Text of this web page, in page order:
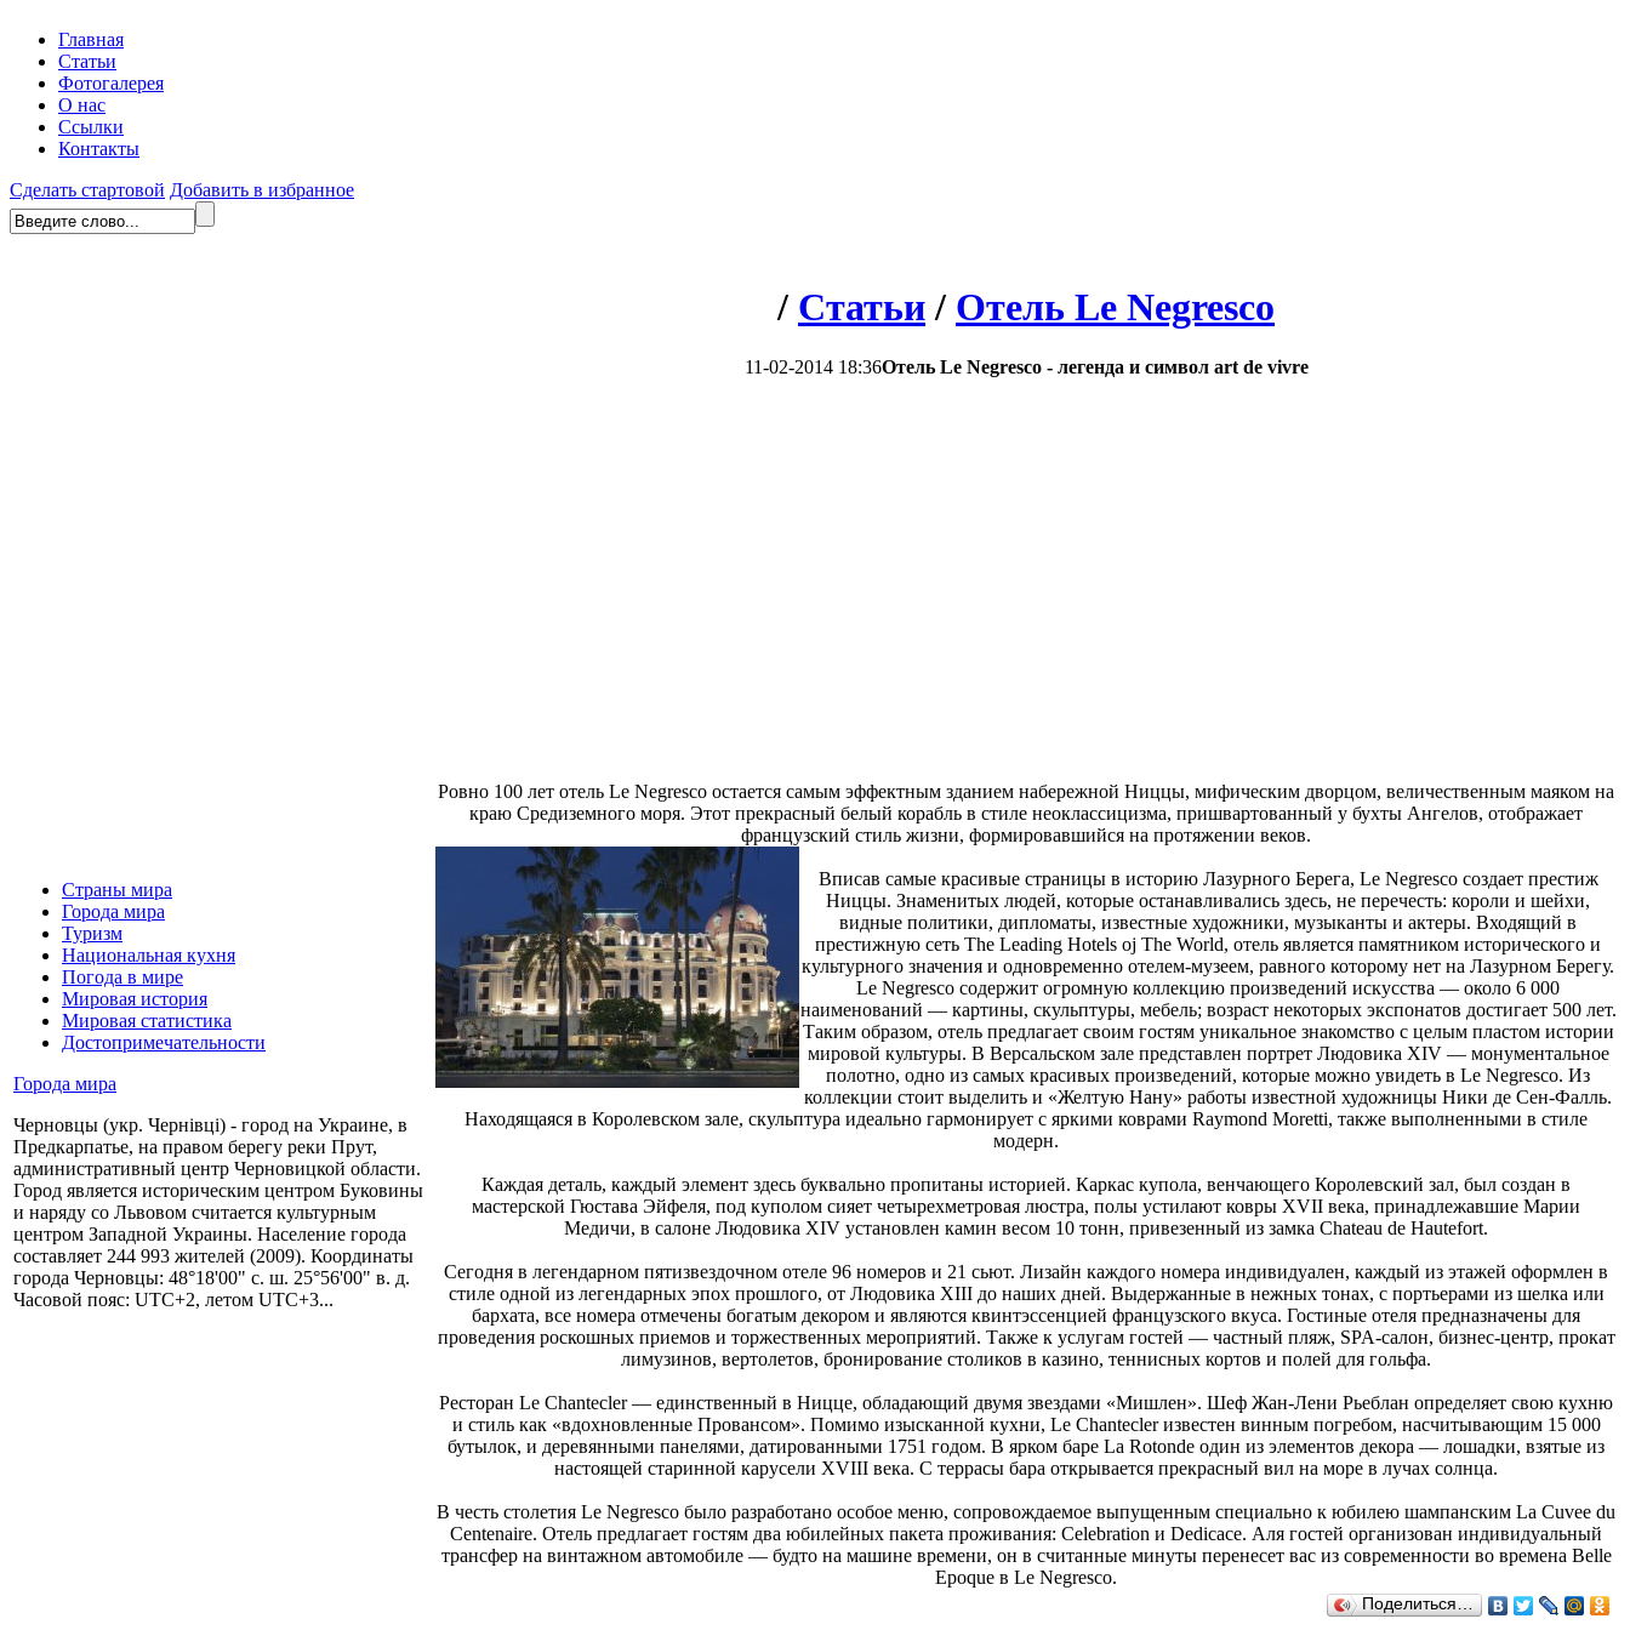
Главная
Статьи
Фотогалерея
О нас
Ссылки
Контакты
Сделать стартовой Добавить в избранное
Страны мира
Города мира
Туризм
Национальная кухня
Погода в мире
Мировая история
Мировая статистика
Достопримечательности
Города мира
Черновцы (укр. Чернівці) - город на Украине, в
Предкарпатье, на правом берегу реки Прут,
административный центр Черновицкой области.
Город является историческим центром Буковины
и наряду со Львовом считается культурным
центром Западной Украины. Население города
составляет 244 993 жителей (2009). Координаты
города Черновцы: 48°18'00" с. ш. 25°56'00" в. д.
Часовой пояс: UTC+2, летом UTC+3...
/ Статьи/ Отель Le Negresco
11-02-2014 18:36Отель Le Negresco - легенда и символ art de vivre
Ровно 100 лет отель Le Negresco остается самым эффектным зданием набережной Ниццы, мифическим дворцом, величественным маяком на
краю Средиземного моря. Этот прекрасный белый корабль в стиле неоклассицизма, пришвартованный у бухты Ангелов, отображает
французский стиль жизни, формировавшийся на протяжении веков.
Вписав самые красивые страницы в историю Лазурного Берега, Le Negresco создает престиж
Ниццы. Знаменитых людей, которые останавливались здесь, не перечесть: короли и шейхи,
видные политики, дипломаты, известные художники, музыканты и актеры. Входящий в
престижную сеть The Leading Hotels oj The World, отель является памятником исторического и
культурного значения и одновременно отелем-музеем, равного которому нет на Лазурном Берегу.
Le Negresco содержит огромную коллекцию произведений искусства — около 6 000
наименований — картины, скульптуры, мебель; возраст некоторых экспонатов достигает 500 лет.
Таким образом, отель предлагает своим гостям уникальное знакомство с целым пластом истории
мировой культуры. В Версальском зале представлен портрет Людовика XIV — монументальное
полотно, одно из самых красивых произведений, которые можно увидеть в Le Negresco. Из
коллекции стоит выделить и «Желтую Нану» работы известной художницы Ники де Сен-Фалль.
Находящаяся в Королевском зале, скульптура идеально гармонирует с яркими коврами Raymond Moretti, также выполненными в стиле
модерн.
Каждая деталь, каждый элемент здесь буквально пропитаны историей. Каркас купола, венчающего Королевский зал, был создан в
мастерской Гюстава Эйфеля, под куполом сияет четырехметровая люстра, полы устилают ковры XVII века, принадлежавшие Марии
Медичи, в салоне Людовика XIV установлен камин весом 10 тонн, привезенный из замка Chateau de Hautefort.
Сегодня в легендарном пятизвездочном отеле 96 номеров и 21 сьют. Лизайн каждого номера индивидуален, каждый из этажей оформлен в
стиле одной из легендарных эпох прошлого, от Людовика XIII до наших дней. Выдержанные в нежных тонах, с портьерами из шелка или
бархата, все номера отмечены богатым декором и являются квинтэссенцией французского вкуса. Гостиные отеля предназначены для
проведения роскошных приемов и торжественных мероприятий. Также к услугам гостей — частный пляж, SPA-салон, бизнес-центр, прокат
лимузинов, вертолетов, бронирование столиков в казино, теннисных кортов и полей для гольфа.
Ресторан Le Chantecler — единственный в Ницце, обладающий двумя звездами «Мишлен». Шеф Жан-Лени Рьеблан определяет свою кухню
и стиль как «вдохновленные Провансом». Помимо изысканной кухни, Le Chantecler известен винным погребом, насчитывающим 15 000
бутылок, и деревянными панелями, датированными 1751 годом. В ярком баре La Rotonde один из элементов декора — лошадки, взятые из
настоящей старинной карусели XVIII века. С террасы бара открывается прекрасный вил на море в лучах солнца.
В честь столетия Le Negresco было разработано особое меню, сопровождаемое выпущенным специально к юбилею шампанским La Cuvee du
Centenaire. Отель предлагает гостям два юбилейных пакета проживания: Celebration и Dedicace. Аля гостей организован индивидуальный
трансфер на винтажном автомобиле — будто на машине времени, он в считанные минуты перенесет вас из современности во времена Belle
Epoque в Le Negresco.
Поделиться…